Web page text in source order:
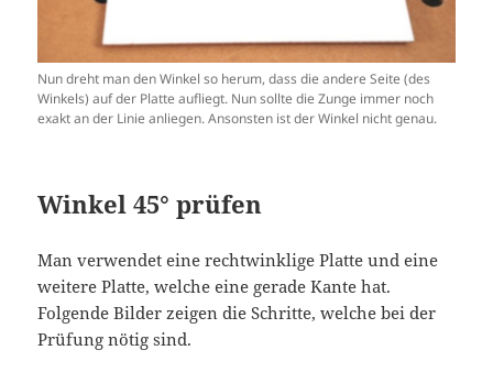
Nun dreht man den Winkel so herum, dass die andere Seite (des
Winkels) auf der Platte aufliegt. Nun sollte die Zunge immer noch
exakt an der Linie anliegen. Ansonsten ist der Winkel nicht genau.
Winkel 45° prüfen
Man verwendet eine rechtwinklige Platte und eine
weitere Platte, welche eine gerade Kante hat.
Folgende Bilder zeigen die Schritte, welche bei der
Prüfung nötig sind.